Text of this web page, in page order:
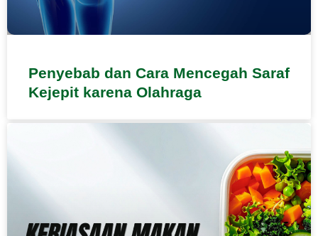
Penyebab dan Cara Mencegah Saraf
Kejepit karena Olahraga